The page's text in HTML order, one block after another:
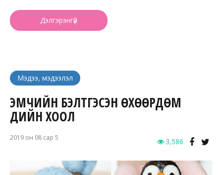
Дэлгэрэнгүй
Мэдээ, мэдээлэл
ЭМЧИЙН БЭЛТГЭСЭН ӨХӨӨРДӨМ
ҮДИЙН ХООЛ
2019 он 08 сар 5 3,586